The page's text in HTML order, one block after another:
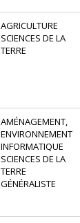
AGRICULTURE
SCIENCES DE LA
TERRE
AMÉNAGEMENT,
ENVIRONNEMENT
INFORMATIQUE
SCIENCES DE LA
TERRE
GÉNÉRALISTE